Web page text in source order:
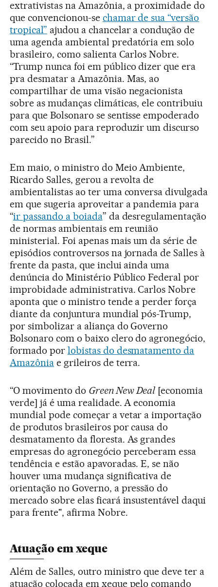
extrativistas na Amazônia, a proximidade do
que convencionou-se chamar de sua “versão
tropical” ajudou a chancelar a condução de
uma agenda ambiental predatória em solo
brasileiro, como salienta Carlos Nobre.
“Trump nunca foi em público dizer que era
pra desmatar a Amazônia. Mas, ao
compartilhar de uma visão negacionista
sobre as mudanças climáticas, ele contribuiu
para que Bolsonaro se sentisse empoderado
com seu apoio para reproduzir um discurso
parecido no Brasil.”
Em maio, o ministro do Meio Ambiente,
Ricardo Salles, gerou a revolta de
ambientalistas ao ter uma conversa divulgada
em que sugeria aproveitar a pandemia para
“ir passando a boiada” da desregulamentação
de normas ambientais em reunião
ministerial. Foi apenas mais um da série de
episódios controversos na jornada de Salles à
frente da pasta, que inclui ainda uma
denúncia do Ministério Público Federal por
improbidade administrativa. Carlos Nobre
aponta que o ministro tende a perder força
diante da conjuntura mundial pós-Trump,
por simbolizar a aliança do Governo
Bolsonaro com o baixo clero do agronegócio,
formado por lobistas do desmatamento da
Amazôniae grileiros de terra.
“O movimento do Green New Deal [economia
verde] já é uma realidade. A economia
mundial pode começar a vetar a importação
de produtos brasileiros por causa do
desmatamento da floresta. As grandes
empresas do agronegócio perceberam essa
tendência e estão apavoradas. E, se não
houver uma mudança significativa de
orientação no Governo, a pressão do
mercado sobre elas ficará insustentável daqui
para frente", afirma Nobre.
Atuação em xeque
Além de Salles, outro ministro que deve ter a
atuação colocada em xeque pelo comando